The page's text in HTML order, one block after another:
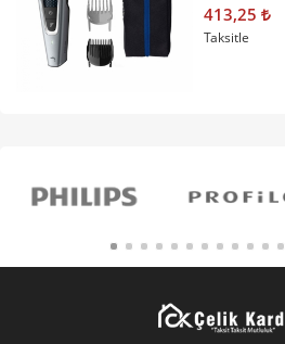
413,25
Taksitle